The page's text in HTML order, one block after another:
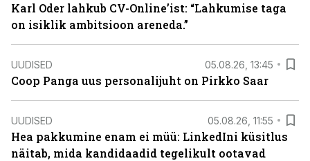
Karl Oder lahkub CV-Online’ist: “Lahkumise taga
on isiklik ambitsioon areneda.”
UUDISED 05.08.26, 13:45
Coop Panga uus personalijuht on Pirkko Saar
UUDISED 05.08.26, 11:55
Hea pakkumine enam ei müü: LinkedIni küsitlus
näitab, mida kandidaadid tegelikult ootavad